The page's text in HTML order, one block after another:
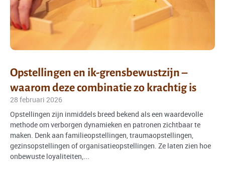
Opstellingen en ik-grensbewustzijn –
waarom deze combinatie zo krachtig is
28 februari 2026
Opstellingen zijn inmiddels breed bekend als een waardevolle
methode om verborgen dynamieken en patronen zichtbaar te
maken. Denk aan familieopstellingen, traumaopstellingen,
gezinsopstellingen of organisatieopstellingen. Ze laten zien hoe
onbewuste loyaliteiten,...